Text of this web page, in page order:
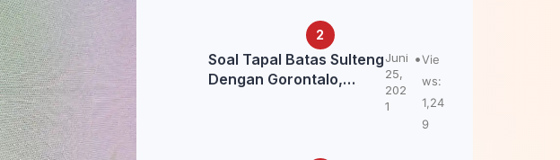
Soal Tapal Batas Sulteng
Dengan Gorontalo,
Juni
25,
202
1
Vie
ws:
1,24
9